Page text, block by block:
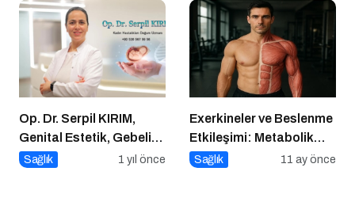
Op. Dr. Serpil KIRIM,
Genital Estetik, Gebelik
ve Doğum Nedir?
Sağlık 1 yıl önce
Exerkineler ve Beslenme
Etkileşimi: Metabolik
Sağlıkta Yeni Bir
Sağlık 11 ay önce